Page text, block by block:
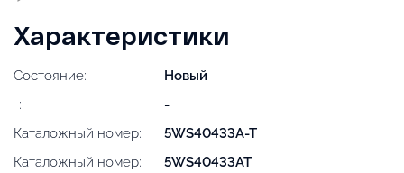
Характеристики
Состояние:
Новый
-:
-
Каталожный номер:
5WS40433A-T
Каталожный номер:
5WS40433AT